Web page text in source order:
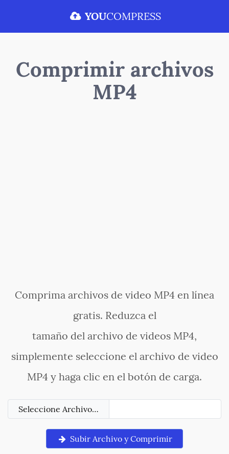
YOUCOMPRESS
Comprimir archivos
MP4
Comprima archivos de video MP4 en línea
gratis. Reduzca el
tamaño del archivo de videos MP4,
simplemente seleccione el archivo de video
MP4 y haga clic en el botón de carga.
Seleccione Archivo…
Subir Archivo y Comprimir